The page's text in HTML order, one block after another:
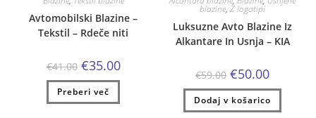
Avtomobilski Blazine –
Tekstil – Rdeče niti
€41.00 Izvirna
cena
je
bila:
€41.00.
€35.00Trenutna
cena
je:
Preberi več
blazine,Z logotipi
Luksuzne Avto Blazine Iz
Alkantare In Usnja – KIA
€59.00 Izvirna
cena
je
bila:
€59.00.
€50.00Trenutna
je:
€50.00.
Dodaj v košarico